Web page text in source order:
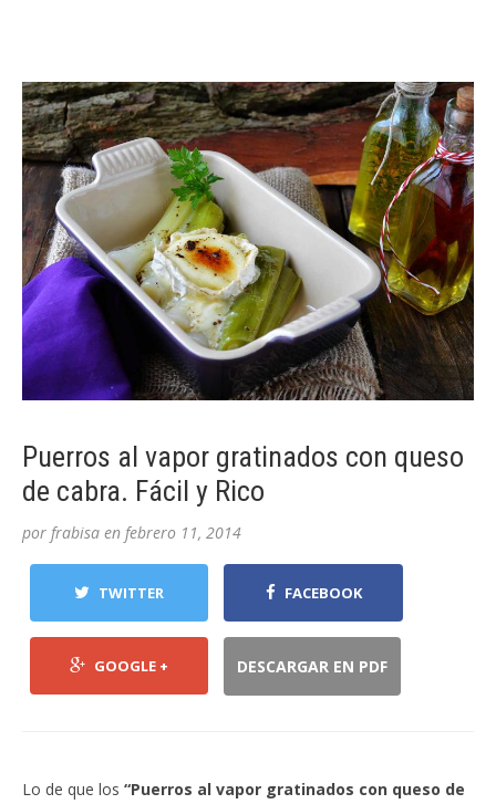
Puerros al vapor gratinados con queso
de cabra. Fácil y Rico
por frabisa en febrero 11, 2014
TWITTER FACEBOOK
GOOGLE + DESCARGAR EN PDF
Lo de que los “Puerros al vapor gratinados con queso de